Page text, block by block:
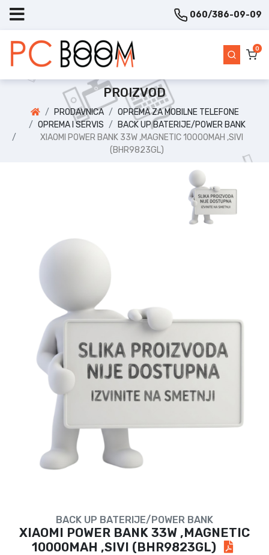
060/386-09-09
0
PROIZVOD
PRODAVNICA
OPREMA ZA MOBILNE TELEFONE
OPREMA I SERVIS
BACK UP BATERIJE/POWER BANK
XIAOMI POWER BANK 33W ,MAGNETIC 10000MAH ,SIVI
(BHR9823GL)
BACK UP BATERIJE/POWER BANK
XIAOMI POWER BANK 33W ,MAGNETIC
10000MAH ,SIVI (BHR9823GL)